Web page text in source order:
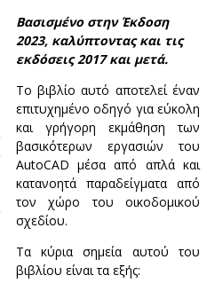
Βασισμένο στην Έκδοση
2023, καλύπτοντας και τις
εκδόσεις 2017 και μετά.
Το βιβλίο αυτό αποτελεί έναν
επιτυχημένο οδηγό για εύκολη
και γρήγορη εκμάθηση των
βασικότερων εργασιών του
AutoCAD μέσα από απλά και
κατανοητά παραδείγματα από
τον χώρο του οικοδομικού
σχεδίου.
Τα κύρια σημεία αυτού του
βιβλίου είναι τα εξής: